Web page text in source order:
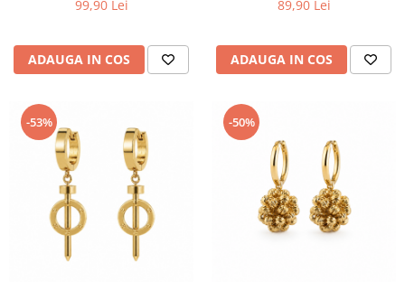
99,90 Lei
ADAUGA IN COS
89,90 Lei
ADAUGA IN COS
-53% -50%